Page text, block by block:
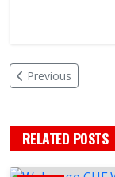
Previous
RELATED POSTS